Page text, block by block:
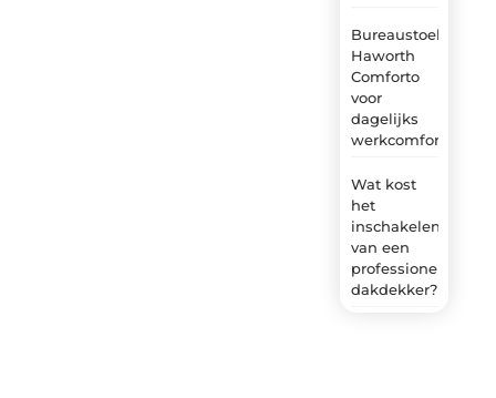
Bureaustoel
Haworth
Comforto
voor
dagelijks
werkcomfort
Wat kost
het
inschakelen
van een
professionele
dakdekker?